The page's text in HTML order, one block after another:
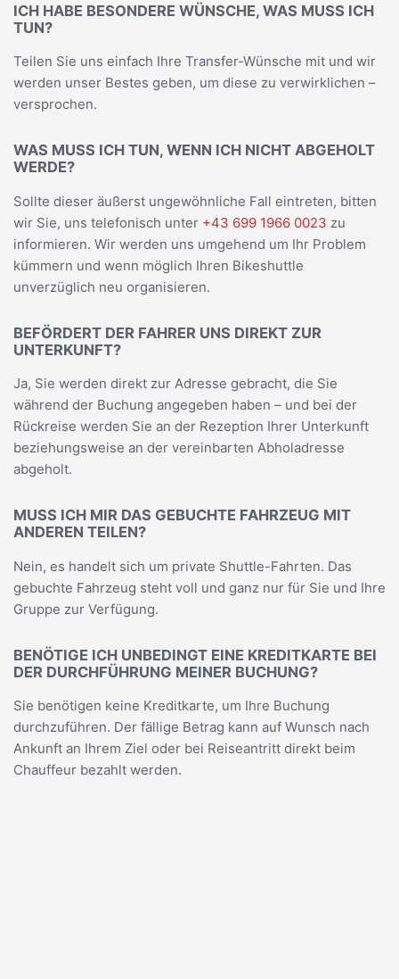
ICH HABE BESONDERE WÜNSCHE, WAS MUSS ICH
TUN?
Teilen Sie uns einfach Ihre Transfer-Wünsche mit und wir
werden unser Bestes geben, um diese zu verwirklichen –
versprochen.
WAS MUSS ICH TUN, WENN ICH NICHT ABGEHOLT
WERDE?
Sollte dieser äußerst ungewöhnliche Fall eintreten, bitten
wir Sie, uns telefonisch unter +43 699 1966 0023 zu
informieren. Wir werden uns umgehend um Ihr Problem
kümmern und wenn möglich Ihren Bikeshuttle
unverzüglich neu organisieren.
BEFÖRDERT DER FAHRER UNS DIREKT ZUR
UNTERKUNFT?
Ja, Sie werden direkt zur Adresse gebracht, die Sie
während der Buchung angegeben haben – und bei der
Rückreise werden Sie an der Rezeption Ihrer Unterkunft
beziehungsweise an der vereinbarten Abholadresse
abgeholt.
MUSS ICH MIR DAS GEBUCHTE FAHRZEUG MIT
ANDEREN TEILEN?
Nein, es handelt sich um private Shuttle-Fahrten. Das
gebuchte Fahrzeug steht voll und ganz nur für Sie und Ihre
Gruppe zur Verfügung.
BENÖTIGE ICH UNBEDINGT EINE KREDITKARTE BEI
DER DURCHFÜHRUNG MEINER BUCHUNG?
Sie benötigen keine Kreditkarte, um Ihre Buchung
durchzuführen. Der fällige Betrag kann auf Wunsch nach
Ankunft an Ihrem Ziel oder bei Reiseantritt direkt beim
Chauffeur bezahlt werden.